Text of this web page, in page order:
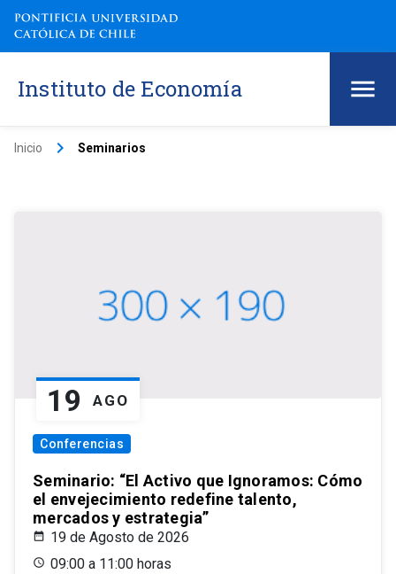
Instituto de Economía
Inicio keyboard_arrow_right Seminarios
19 AGO
Conferencias
Seminario: “El Activo que Ignoramos: Cómo
el envejecimiento redefine talento,
mercados y estrategia”
19 de Agosto de 2026
09:00 a 11:00 horas